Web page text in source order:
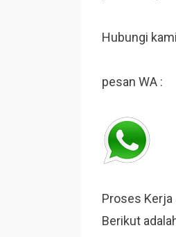
Hubungi
pesan WA :
Proses Kerja
Berikut